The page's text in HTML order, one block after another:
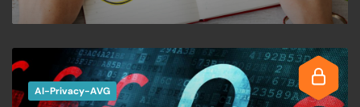
AI-Privacy-AVG